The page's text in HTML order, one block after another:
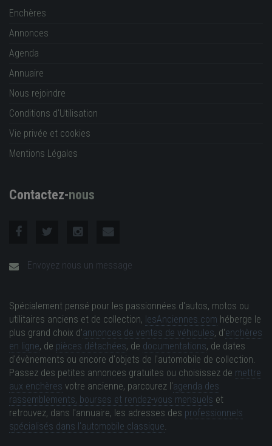
Enchères
Annonces
Agenda
Annuaire
Nous rejoindre
Conditions d'Utilisation
Vie privée et cookies
Mentions Légales
Contactez-nous
Envoyez nous un message
Spécialement pensé pour les passionnées d'autos, motos ou
utilitaires anciens et de collection, lesAnciennes.com héberge le
plus grand choix d'annonces de ventes de véhicules, d'enchères
en ligne, de pièces détachées, de documentations, de dates
d'évènements ou encore d'objets de l'automobile de collection.
Passez des petites annonces gratuites ou choisissez de mettre
aux enchères votre ancienne, parcourez l'agenda des
rassemblements, bourses et rendez-vous mensuels et
retrouvez, dans l'annuaire, les adresses des professionnels
spécialisés dans l'automobile classique.